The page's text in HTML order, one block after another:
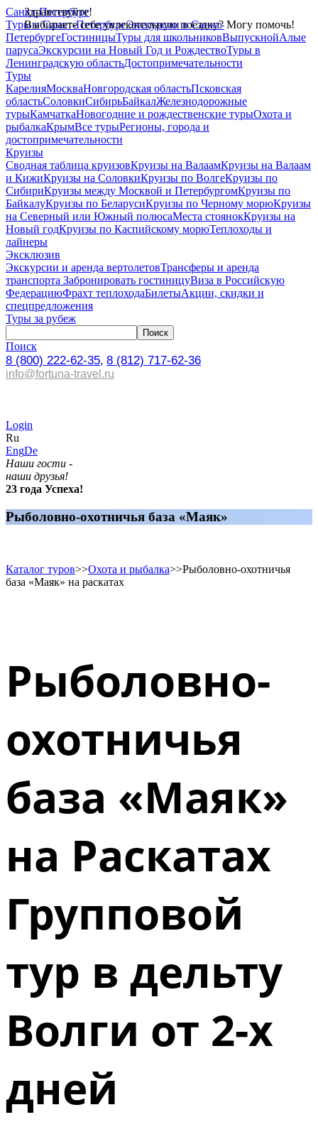
Здравствуйте!
Выбираете себе увлекательную поездку? Могу помочь!
Санкт-Петербург
Туры в Санкт-ПетербургЭкскурсии в Санкт-
ПетербургеГостиницыТуры для школьниковВыпускнойАлые
парусаЭкскурсии на Новый Год и РождествоТуры в
Ленинградскую областьДостопримечательности
Туры
КарелияМоскваНовгородская областьПсковская
областьСоловкиСибирьБайкалЖелезнодорожные
турыКамчаткаНовогодние и рождественские турыОхота и
рыбалкаКрымВсе турыРегионы, города и
достопримечательности
Круизы
Сводная таблица круизовКруизы на ВалаамКруизы на Валаам
и КижиКруизы на СоловкиКруизы по ВолгеКруизы по
СибириКруизы между Москвой и ПетербургомКруизы по
БайкалуКруизы по БеларусиКруизы по Черному морюКруизы
на Северный или Южный полюсаМеста стоянокКруизы на
Новый годКруизы по Каспийскому морюТеплоходы и
лайнеры
Эксклюзив
Экскурсии и аренда вертолетовТрансферы и аренда
транспорта Забронировать гостиницуВиза в Российскую
ФедерациюФрахт теплоходаБилетыАкции, скидки и
спецпредложения
Туры за рубеж
Поиск
8 (800) 222-62-35, 8 (812) 717-62-36
info@fortuna-travel.ru
Login
Ru
EngDe
Наши гости -
наши друзья!
23 года Успеха!
Рыболовно-охотничья база «Маяк»
Каталог туров>>Охота и рыбалка>>Рыболовно-охотничья
база «Маяк» на раскатах
Рыболовно-
охотничья
база «Маяк»
на Раскатах
Групповой
тур в дельту
Волги от 2-х
дней